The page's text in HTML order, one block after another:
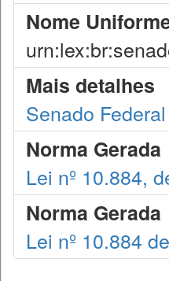
Nome
Mais detalhes
Senado Federal
Norma Gerada
Lei nº 10.884,
Norma Gerada
Lei nº 10.884